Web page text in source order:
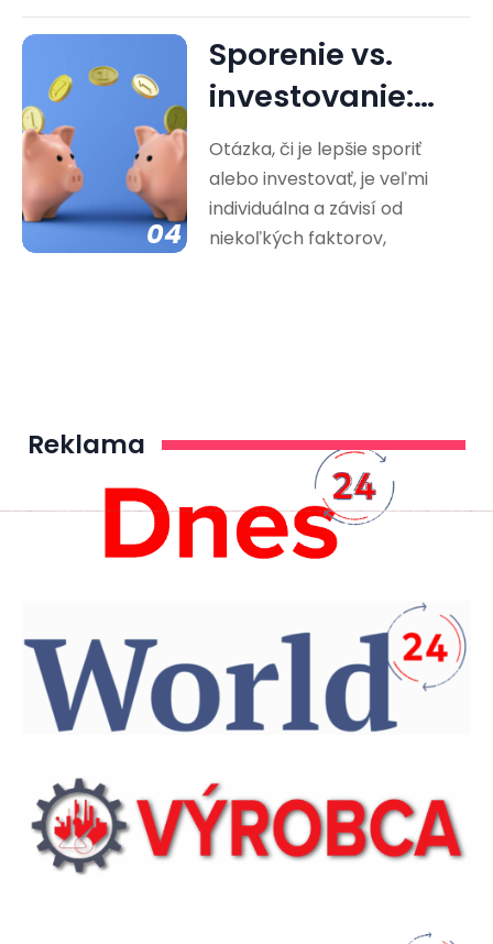
04
Sporenie vs.
investovanie:
Ktorá cesta je
pre vás…
Otázka, či je lepšie sporiť
alebo investovať, je veľmi
individuálna a závisí od
niekoľkých faktorov,
Reklama